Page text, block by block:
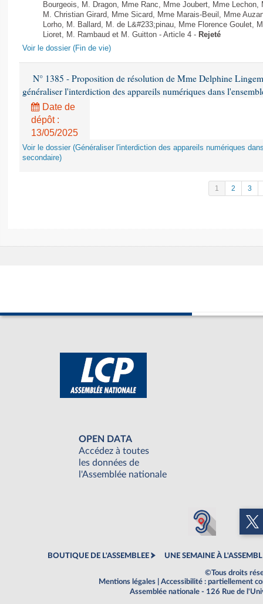
Bourgeois, M. Dragon, Mme Ranc, Mme Joubert, Mme
M. Christian Girard, Mme Sicard, Mme Marais-Beuil, Mme
Lorho, M. Ballard, M. de L&#233;pinau, Mme Florence Goulet,
Lioret, M. Rambaud et M. Guitton - Article 4 - Rejeté
Voir le dossier (Fin de vie)
N° 1385 - Proposition de résolution de Mme Delphine
généraliser l'interdiction des appareils numériques dans
Date de
dépôt :
13/05/2025
Voir le dossier (Généraliser l'interdiction des appareils numériques
secondaire)
1 2 3
OPEN DATA
Accédez à toutes
les données de
l'Assemblée nationale
BOUTIQUE DE L'ASSEMBLEE UNE SEMAINE À
©Tous droits
Mentions légales
Accessibilité : partiellement
Assemblée nationale - 126 Rue de